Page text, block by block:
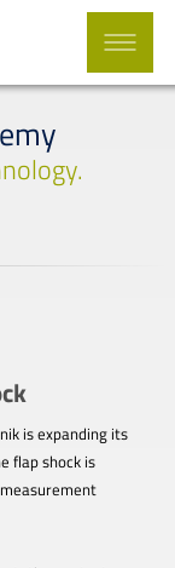
is expanding its
flap shock is